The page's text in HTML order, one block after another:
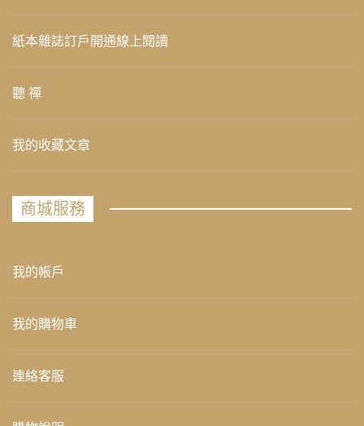
紙本雜誌訂戶開通線上閱讀
聽 禪
我的收藏文章
商城服務
我的帳戶
我的購物車
連絡客服